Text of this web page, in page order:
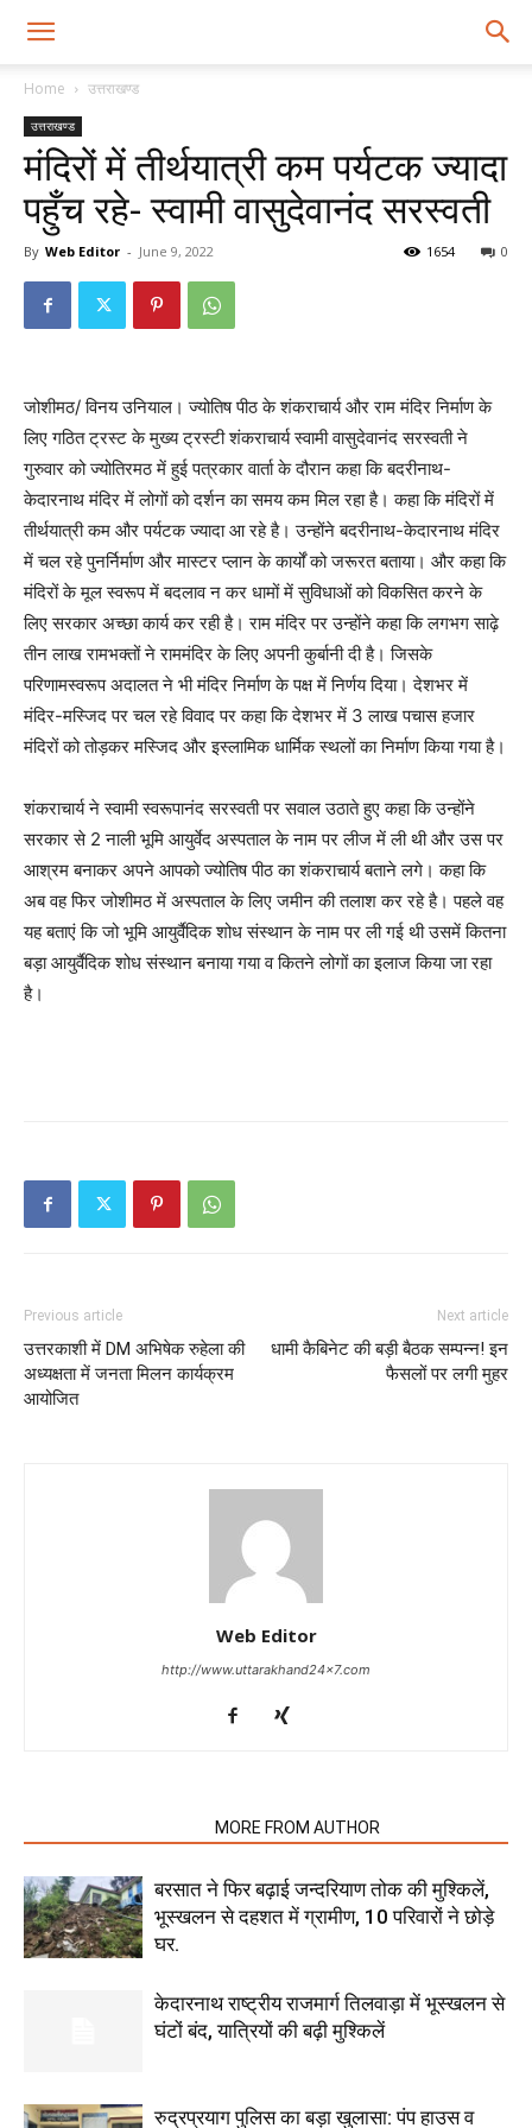
Home उत्तराखण्ड
उत्तराखण्ड
मंदिरों में तीर्थयात्री कम पर्यटक ज्यादा
पहुँच रहे- स्वामी वासुदेवानंद सरस्वती
By Web Editor - June 9, 2022 0
1654
जोशीमठ/ विनय उनियाल। ज्योतिष पीठ के शंकराचार्य और राम मंदिर निर्माण के
लिए गठित ट्रस्ट के मुख्य ट्रस्टी शंकराचार्य स्वामी वासुदेवानंद सरस्वती ने
गुरुवार को ज्योतिरमठ में हुई पत्रकार वार्ता के दौरान कहा कि बदरीनाथ-
केदारनाथ मंदिर में लोगों को दर्शन का समय कम मिल रहा है। कहा कि मंदिरों में
तीर्थयात्री कम और पर्यटक ज्यादा आ रहे है। उन्होंने बदरीनाथ-केदारनाथ मंदिर
में चल रहे पुनर्निर्माण और मास्टर प्लान के कार्यों को जरूरत बताया। और कहा कि
मंदिरों के मूल स्वरूप में बदलाव न कर धामों में सुविधाओं को विकसित करने के
लिए सरकार अच्छा कार्य कर रही है। राम मंदिर पर उन्होंने कहा कि लगभग साढ़े
तीन लाख रामभक्तों ने राममंदिर के लिए अपनी कुर्बानी दी है। जिसके
परिणामस्वरूप अदालत ने भी मंदिर निर्माण के पक्ष में निर्णय दिया। देशभर में
मंदिर-मस्जिद पर चल रहे विवाद पर कहा कि देशभर में 3 लाख पचास हजार
मंदिरों को तोड़कर मस्जिद और इस्लामिक धार्मिक स्थलों का निर्माण किया गया है।
शंकराचार्य ने स्वामी स्वरूपानंद सरस्वती पर सवाल उठाते हुए कहा कि उन्होंने
सरकार से 2 नाली भूमि आयुर्वेद अस्पताल के नाम पर लीज में ली थी और उस पर
आश्रम बनाकर अपने आपको ज्योतिष पीठ का शंकराचार्य बताने लगे। कहा कि
अब वह फिर जोशीमठ में अस्पताल के लिए जमीन की तलाश कर रहे है। पहले वह
यह बताएं कि जो भूमि आयुर्वैदिक शोध संस्थान के नाम पर ली गई थी उसमें कितना
बड़ा आयुर्वैदिक शोध संस्थान बनाया गया व कितने लोगों का इलाज किया जा रहा
है।
Previous article
उत्तरकाशी में DM अभिषेक रुहेला की
अध्यक्षता में जनता मिलन कार्यक्रम
आयोजित
Next article
धामी कैबिनेट की बड़ी बैठक सम्पन्न! इन
फैसलों पर लगी मुहर
Web Editor
http://www.uttarakhand24x7.com
MORE FROM AUTHOR
बरसात ने फिर बढ़ाई जन्दरियाण तोक की मुश्किलें,
भूस्खलन से दहशत में ग्रामीण, 10 परिवारों ने छोड़े
घर.
केदारनाथ राष्ट्रीय राजमार्ग तिलवाड़ा में भूस्खलन से
घंटों बंद, यात्रियों की बढ़ी मुश्किलें
रुद्रप्रयाग पुलिस का बड़ा खुलासा: पंप हाउस व